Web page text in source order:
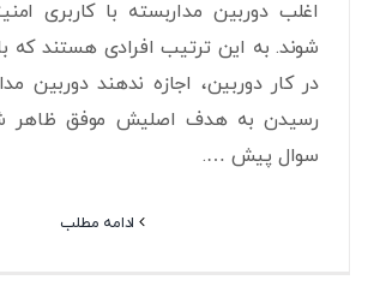
اغلب دوربین مداربسته با کاربری
شوند. به این ترتیب افرادی هستند که
در کار دوربین، اجازه ندهند دوربین
رسیدن به هدف اصلیش موفق ظاهر
سوال پیش ….
ادامه مطلب